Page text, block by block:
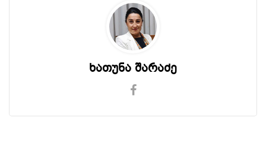
ხათუნა შარაძე